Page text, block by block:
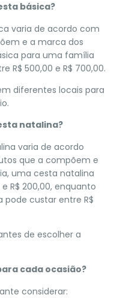
básica?
varia de acordo com
e a marca dos
para uma família
R$ 500,00 e R$ 700,00.
diferentes locais para
natalina?
varia de acordo
que a compõem e
uma cesta natalina
R$ 200,00, enquanto
custar entre R$
de escolher a
cada ocasião?
considerar: